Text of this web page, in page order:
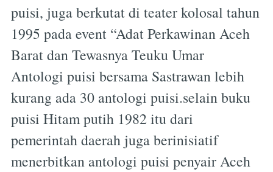
puisi, juga berkutat di teater kolosal tahun
1995 pada event “Adat Perkawinan Aceh
Barat dan Tewasnya Teuku Umar
Antologi puisi bersama Sastrawan lebih
kurang ada 30 antologi puisi.selain buku
puisi Hitam putih 1982 itu dari
pemerintah daerah juga berinisiatif
menerbitkan antologi puisi penyair Aceh